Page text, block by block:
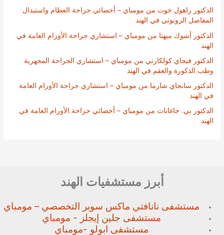
الدكتور راهول خوت من مومباي – أخصائي جراحة العظام واستبدال
المفاصل الروبوتي في الهند
الدكتور أشوك ميهتا من مومباي – استشاري جراحة الأورام العامة في
الهند
الدكتور فيجاي كولكارني من مومباي – استشاري الجراحة المجهرية
وطب الذكورة والعقم في الهند
الدكتور سانجاي شارما من مومباي – استشاري جراحة الأورام العامة
في الهند
الدكتور بي. جاغاناث من مومباي – أخصائي جراحة الأورام العامة في
الهند
أبرز مستشفيات الهند
مستشفى نانافتي ماكس سوبر التخصصي – مومباي
مستشفى جلين إيجلز - مومباي
مستشفى ابولو -مومباي